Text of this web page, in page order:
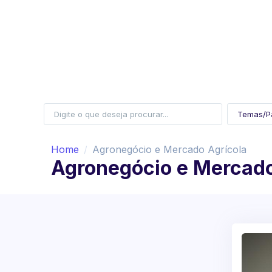
Home Agronegócio e Mercado Agrícola
Agronegócio e